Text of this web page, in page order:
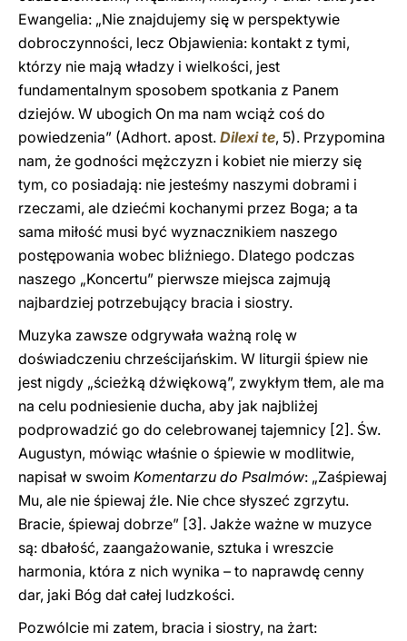
Ewangelia: „Nie znajdujemy się w perspektywie
dobroczynności, lecz Objawienia: kontakt z tymi,
którzy nie mają władzy i wielkości, jest
fundamentalnym sposobem spotkania z Panem
dziejów. W ubogich On ma nam wciąż coś do
powiedzenia” (Adhort. apost. Dilexi te, 5). Przypomina
nam, że godności mężczyzn i kobiet nie mierzy się
tym, co posiadają: nie jesteśmy naszymi dobrami i
rzeczami, ale dziećmi kochanymi przez Boga; a ta
sama miłość musi być wyznacznikiem naszego
postępowania wobec bliźniego. Dlatego podczas
naszego „Koncertu” pierwsze miejsca zajmują
najbardziej potrzebujący bracia i siostry.
Muzyka zawsze odgrywała ważną rolę w
doświadczeniu chrześcijańskim. W liturgii śpiew nie
jest nigdy „ścieżką dźwiękową”, zwykłym tłem, ale ma
na celu podniesienie ducha, aby jak najbliżej
podprowadzić go do celebrowanej tajemnicy [2]. Św.
Augustyn, mówiąc właśnie o śpiewie w modlitwie,
napisał w swoim Komentarzu do Psalmów: „Zaśpiewaj
Mu, ale nie śpiewaj źle. Nie chce słyszeć zgrzytu.
Bracie, śpiewaj dobrze” [3]. Jakże ważne w muzyce
są: dbałość, zaangażowanie, sztuka i wreszcie
harmonia, która z nich wynika – to naprawdę cenny
dar, jaki Bóg dał całej ludzkości.
Pozwólcie mi zatem, bracia i siostry, na żart: